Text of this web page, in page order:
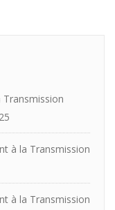
Transmission
à la Transmission
à la Transmission